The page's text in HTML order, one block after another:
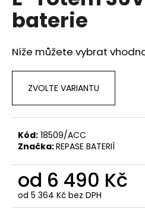
0,0
hvězdiček.
baterie
Níže můžete vybrat
ZVOLTE VARIANTU
Kód: 18509/ACC
Značka:REPASE BATERIÍ
od 6 490 Kč
od 5 364 Kč bez DPH
Měrná
a
j
í
t
?
D
o